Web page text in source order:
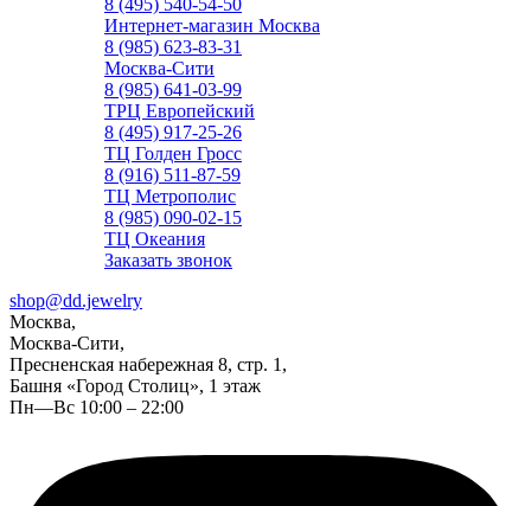
8 (495) 540-54-50
Интернет-магазин Москва
8 (985) 623-83-31
Москва-Сити
8 (985) 641-03-99
ТРЦ Европейский
8 (495) 917-25-26
ТЦ Голден Гросс
8 (916) 511-87-59
ТЦ Метрополис
8 (985) 090-02-15
ТЦ Океания
Заказать звонок
shop@dd.jewelry
Москва,
Москва-Сити,
Пресненская набережная 8, стр. 1,
Башня «Город Столиц», 1 этаж
Пн—Вс 10:00 – 22:00